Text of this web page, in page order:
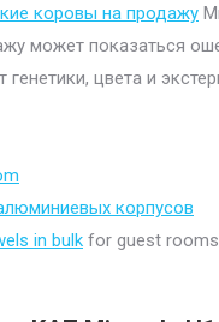
коровы на продажу
может показаться
генетики, цвета и
корпусов
in bulk for guest rooms